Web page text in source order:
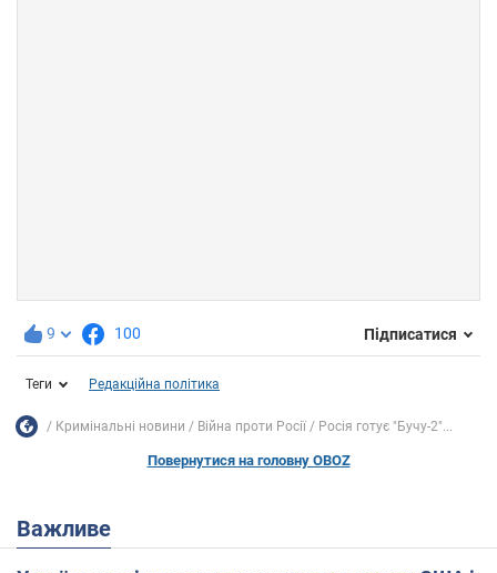
9 100 Підписатися
Теги Редакційна політика
Кримінальні новини Війна проти Росії Росія готує "Бучу-2"...
Повернутися на головну OBOZ
Важливе